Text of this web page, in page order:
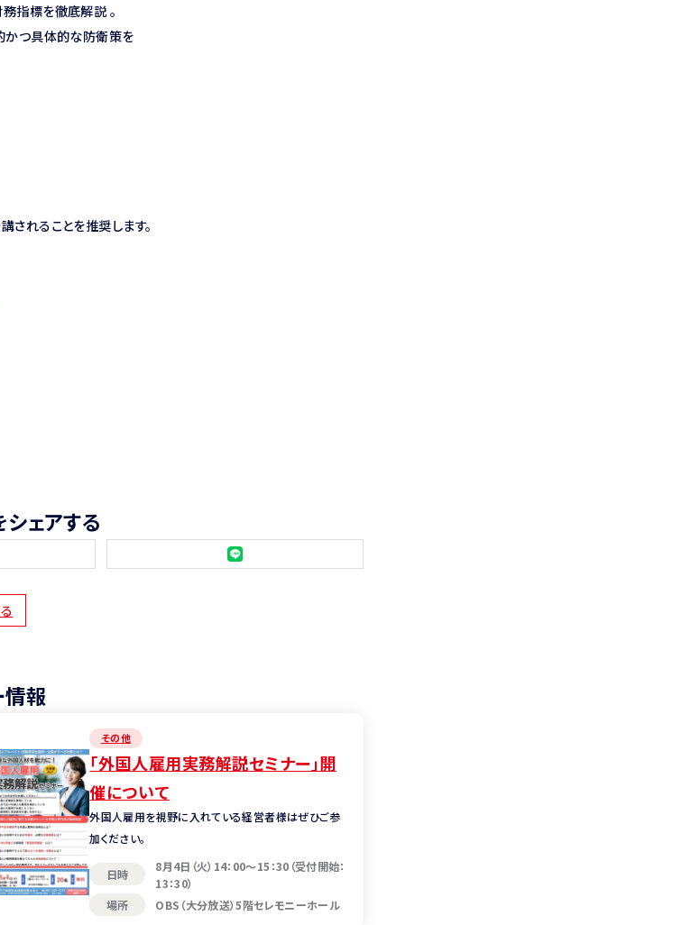
指標を徹底解説 。
かつ具体的な防衛策を
ることを推奨します。
ェアする
情報
その他
「外国人雇用実務解説セミナー」開
催について
外国人雇用を視野に入れている経営者様はぜひご参
加ください。
日時
8月4日（火）14：00～15：30（受付開始：
13：30）
場所
OBS（大分放送）5階セレモニーホール